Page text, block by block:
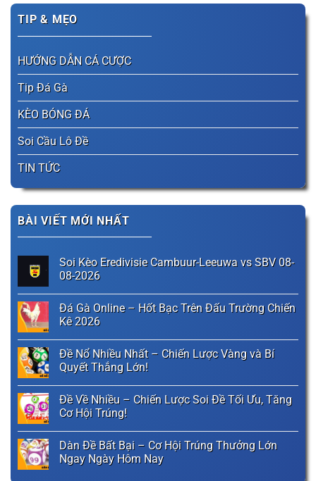
TIP & MẸO
HƯỚNG DẪN CÁ CƯỢC
Tip Đá Gà
KÈO BÓNG ĐÁ
Soi Cầu Lô Đề
TIN TỨC
BÀI VIẾT MỚI NHẤT
Soi Kèo Eredivisie Cambuur-Leeuwa vs SBV 08-
08-2026
Đá Gà Online – Hốt Bạc Trên Đấu Trường Chiến
Kê 2026
Đề Nổ Nhiều Nhất – Chiến Lược Vàng và Bí
Quyết Thắng Lớn!
Đề Về Nhiều – Chiến Lược Soi Đề Tối Ưu, Tăng
Cơ Hội Trúng!
Dàn Đề Bất Bại – Cơ Hội Trúng Thưởng Lớn
Ngay Ngày Hôm Nay